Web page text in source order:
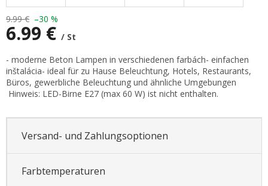
9.99 € –30 %
6.99 € / St
Verkaufspreis:
- moderne Beton Lampen in verschiedenen farbách- einfachen
inštalácia- ideal für zu Hause Beleuchtung, Hotels, Restaurants,
Büros, gewerbliche Beleuchtung und ähnliche Umgebungen
Hinweis: LED-Birne E27 (max 60 W) ist nicht enthalten.
Versand- und Zahlungsoptionen
Farbtemperaturen